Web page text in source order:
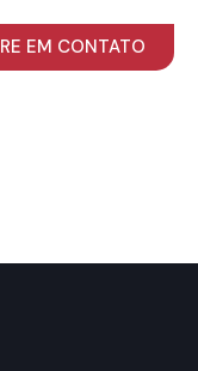
EM CONTATO